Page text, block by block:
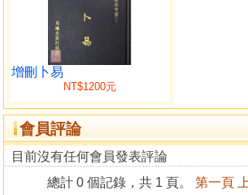
勉共勵，以揚國粹。
癸酉年孟冬
盧清和序
目錄
第一篇 陽宅緒論
第二篇 陽宅氣論
第一章 陽宅聚總論
增刪卜易
NT$1200元
會員評論
目前沒有任何會員發表評論
總計 0 個記錄，共 1 頁。 第一頁